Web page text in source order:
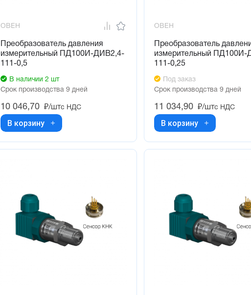
ОВЕН
Преобразователь давления
измерительный ПД100И-ДИВ2,4-
111-0,5
В наличии 2 шт
Срок производства 9 дней
10 046,70 ₽/штс НДС
В корзину
ОВЕН
Преобразователь
измерительный ПД100И-
111-0,25
Под заказ
Срок производства 9 дней
11 034,90 ₽/штс НДС
В корзину